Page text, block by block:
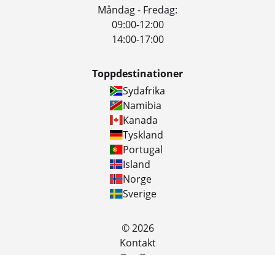
Måndag - Fredag:
09:00-12:00
14:00-17:00
Toppdestinationer
Sydafrika
Namibia
Kanada
Tyskland
Portugal
Island
Norge
Sverige
© 2026
Kontakt